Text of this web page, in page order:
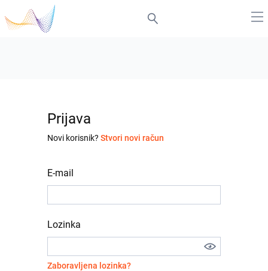
Prijava
Novi korisnik? Stvori novi račun
E-mail
Lozinka
Zaboravljena lozinka?